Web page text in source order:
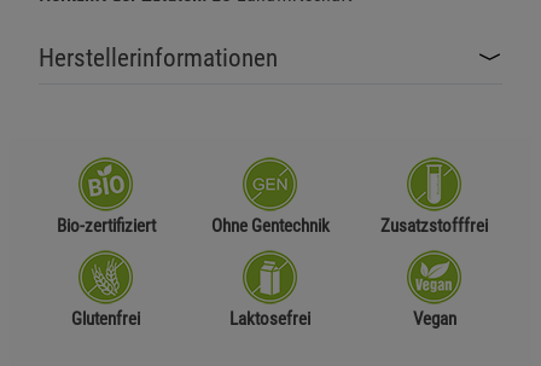
Herstellerinformationen
Bio-zertifiziert Ohne Gentechnik Zusatzstofffrei
Glutenfrei Laktosefrei Vegan